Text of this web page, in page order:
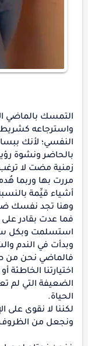
التمسك بالماضي
واسترجاعه
النفسي؛ لأنك
بالحاضر ونشوة
زمنية مضت لا
مررت بها وربما
أشياء قيِّمة
وهنا تجد نفسك
فما عدت بقادر
استسلمت وبكل
وبدأت في الندم
فالماضي نحن من
اختيارتنا الخاطئة
الضعيفة التي لم
الحياة.
لكننا لا نقوى على
ونجعل من الظروف